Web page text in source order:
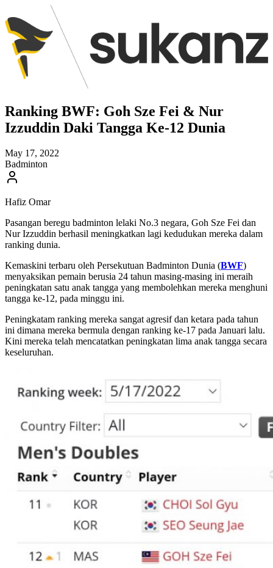
Ranking BWF: Goh Sze Fei & Nur
Izzuddin Daki Tangga Ke-12 Dunia
May 17, 2022
Badminton
Hafiz Omar
Pasangan beregu badminton lelaki No.3 negara, Goh Sze Fei dan
Nur Izzuddin berhasil meningkatkan lagi kedudukan mereka dalam
ranking dunia.
Kemaskini terbaru oleh Persekutuan Badminton Dunia (BWF)
menyaksikan pemain berusia 24 tahun masing-masing ini meraih
peningkatan satu anak tangga yang membolehkan mereka menghuni
tangga ke-12, pada minggu ini.
Peningkatam ranking mereka sangat agresif dan ketara pada tahun
ini dimana mereka bermula dengan ranking ke-17 pada Januari lalu.
Kini mereka telah mencatatkan peningkatan lima anak tangga secara
keseluruhan.